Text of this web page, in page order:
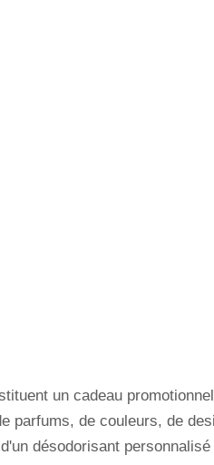
un cadeau
parfums, de couleurs, de
désodorisant